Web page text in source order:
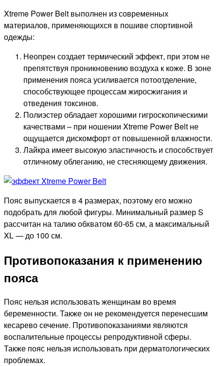
Xtreme Power Belt выполнен из современных
материалов, применяющихся в пошиве спортивной
одежды:
Неопрен создает термический эффект, при этом не
препятствуя проникновению воздуха к коже. В зоне
применения пояса усиливается потоотделение,
способствующее процессам жиросжигания и
отведения токсинов.
Полиэстер обладает хорошими гигроскопическими
качествами – при ношении Xtreme Power Belt не
ощущается дискомфорт от повышенной влажности.
Лайкра имеет высокую эластичность и способствует
отличному облеганию, не стесняющему движения.
Пояс выпускается в 4 размерах, поэтому его можно
подобрать для любой фигуры. Минимальный размер S
рассчитан на талию обхватом 60-65 см, а максимальный
XL — до 100 см.
Противопоказания к применению
пояса
Пояс нельзя использовать женщинам во время
беременности. Также он не рекомендуется перенесшим
кесарево сечение. Противопоказаниями являются
воспалительные процессы репродуктивной сферы.
Также пояс нельзя использовать при дерматологических
проблемах.